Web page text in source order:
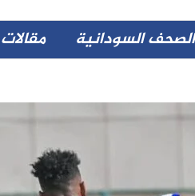
السودانية مقالات